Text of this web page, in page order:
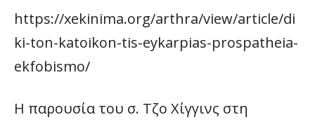
https://xekinima.org/arthra/view/article/di
ki-ton-katoikon-tis-eykarpias-prospatheia-
ekfobismo/
Η παρουσία του σ. Τζο Χίγγινς στη